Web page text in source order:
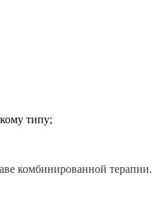
типу;
комбинированной терапии.